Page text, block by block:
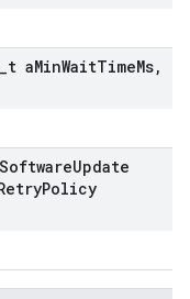
t aMinWaitTimeMs,
Update
Policy